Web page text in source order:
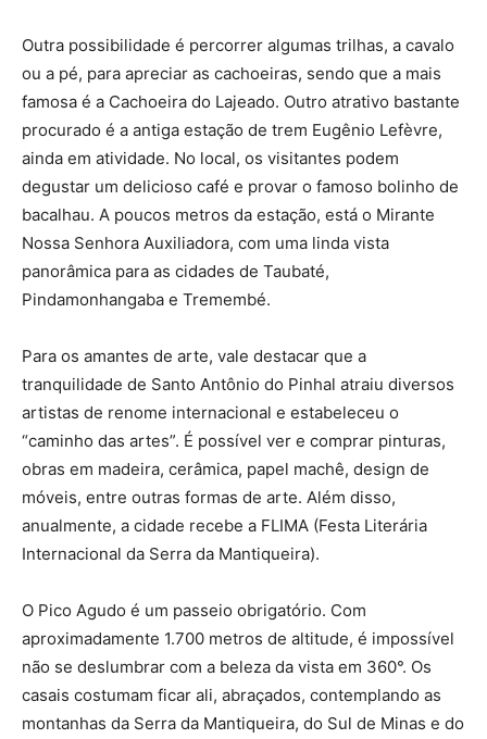
Outra possibilidade é percorrer algumas trilhas, a cavalo
ou a pé, para apreciar as cachoeiras, sendo que a mais
famosa é a Cachoeira do Lajeado. Outro atrativo bastante
procurado é a antiga estação de trem Eugênio Lefèvre,
ainda em atividade. No local, os visitantes podem
degustar um delicioso café e provar o famoso bolinho de
bacalhau. A poucos metros da estação, está o Mirante
Nossa Senhora Auxiliadora, com uma linda vista
panorâmica para as cidades de Taubaté,
Pindamonhangaba e Tremembé.
Para os amantes de arte, vale destacar que a
tranquilidade de Santo Antônio do Pinhal atraiu diversos
artistas de renome internacional e estabeleceu o
“caminho das artes”. É possível ver e comprar pinturas,
obras em madeira, cerâmica, papel machê, design de
móveis, entre outras formas de arte. Além disso,
anualmente, a cidade recebe a FLIMA (Festa Literária
Internacional da Serra da Mantiqueira).
O Pico Agudo é um passeio obrigatório. Com
aproximadamente 1.700 metros de altitude, é impossível
não se deslumbrar com a beleza da vista em 360°. Os
casais costumam ficar ali, abraçados, contemplando as
montanhas da Serra da Mantiqueira, do Sul de Minas e do